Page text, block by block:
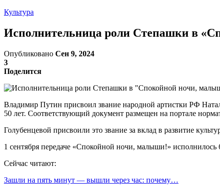
Культура
Исполнительница роли Степашки в
Опубликовано Сен 9, 2024
3
Поделится
Владимир Путин присвоил звание народной артистки РФ
50 лет. Соответствующий документ размещен на портале
Голубенцевой присвоили это звание за вклад в развитие
1 сентября передаче «Спокойной ночи, малыши!»
Сейчас читают:
Зашли на пять минут — вышли через час: почему…